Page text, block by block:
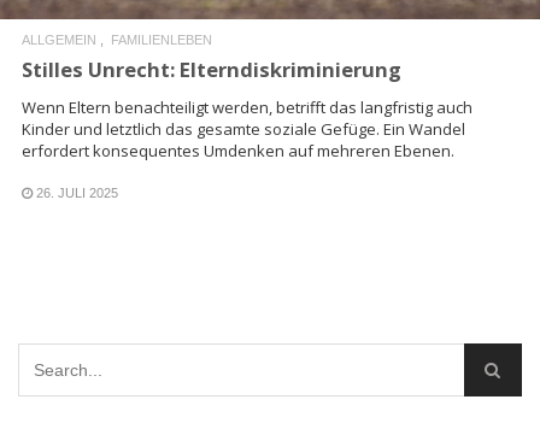
ALLGEMEIN FAMILIENLEBEN
Stilles Unrecht: Elterndiskriminierung
Wenn Eltern benachteiligt werden, betrifft das langfristig auch
Kinder und letztlich das gesamte soziale Gefüge. Ein Wandel
erfordert konsequentes Umdenken auf mehreren Ebenen.
26. JULI 2025